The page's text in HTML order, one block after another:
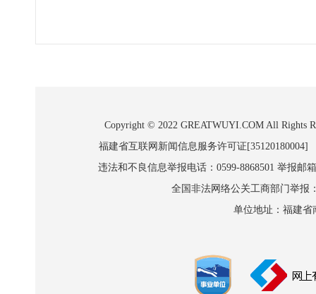
Copyright © 2022 GREATWUYI.COM All Rights
福建省互联网新闻信息服务许可证
违法和不良信息举报电话：0599-8868501 举报邮
全国非法网络公关工商部门举报
单位地址：福建省